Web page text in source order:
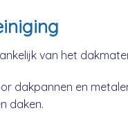
van het
dakpannen en
daken.